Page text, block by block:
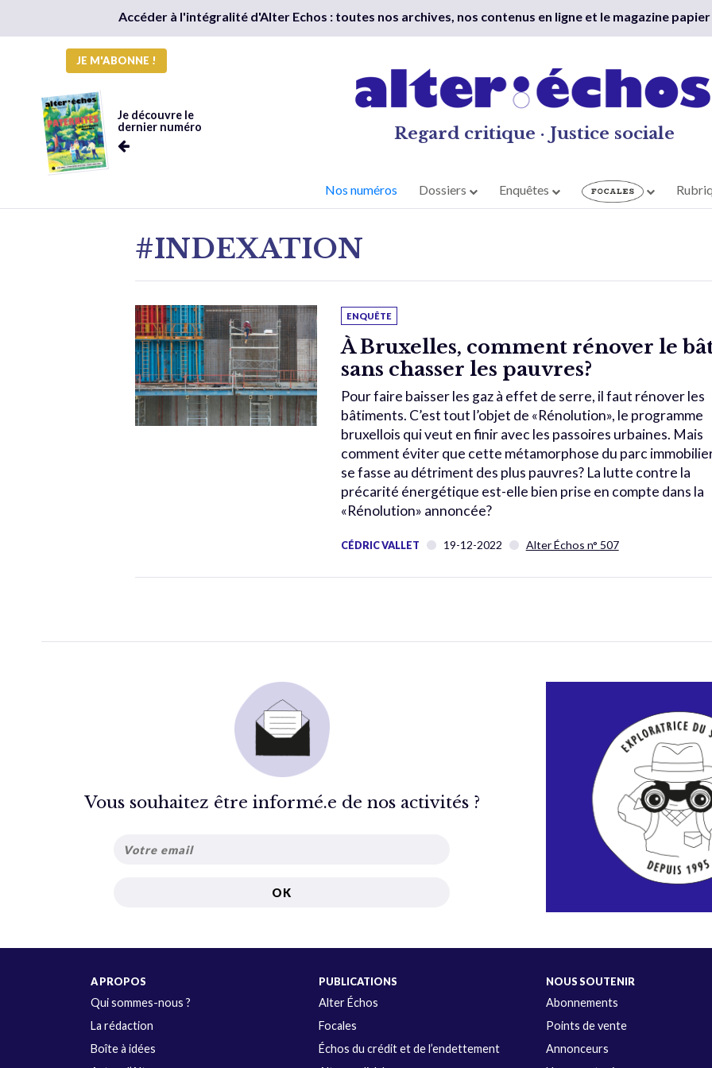
Accéder à l'intégralité d'Alter Echos : toutes nos archives, nos contenus en ligne et le magazine
JE M'ABONNE !
Je découvre le
dernier numéro
Regard critique · Justice sociale
Nos numéros Dossiers Enquêtes
#INDEXATION
ENQUÊTE
À Bruxelles, comment rénover le
sans chasser les pauvres?
Pour faire baisser les gaz à effet de serre, il faut rénover les
bâtiments. C’est tout l’objet de «Rénolution», le programme
bruxellois qui veut en finir avec les passoires urbaines. Mais
comment éviter que cette métamorphose du parc
se fasse au détriment des plus pauvres? La lutte contre la
précarité énergétique est-elle bien prise en compte dans la
«Rénolution» annoncée?
CÉDRIC VALLET 19-12-2022 Alter Échos n° 507
Vous souhaitez être informé.e de nos activités ?
A PROPOS
Qui sommes-nous ?
La rédaction
Boîte à idées
PUBLICATIONS
Alter Échos
Focales
Échos du crédit et de l’endettement
NOUS SOUTENIR
Abonnements
Points de vente
Annonceurs